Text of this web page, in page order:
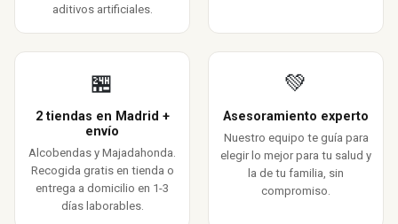
aditivos artificiales.
🏪
2 tiendas en Madrid +
envío
Alcobendas y Majadahonda.
Recogida gratis en tienda o
entrega a domicilio en 1-3
días laborables.
💚
Asesoramiento experto
Nuestro equipo te guía para
elegir lo mejor para tu salud y
la de tu familia, sin
compromiso.